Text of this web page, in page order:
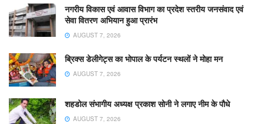
नगरीय विकास एवं आवास विभाग का प्रदेश स्तरीय जनसंवाद एवं
सेवा वितरण अभियान हुआ प्रारंभ
AUGUST 7, 2026
ब्रिक्स डेलीगेट्स का भोपाल के पर्यटन स्थलों ने मोहा मन
AUGUST 7, 2026
शहडोल संभागीय अध्यक्ष प्रकाश सोनी ने लगाए नीम के पौधे
AUGUST 7, 2026